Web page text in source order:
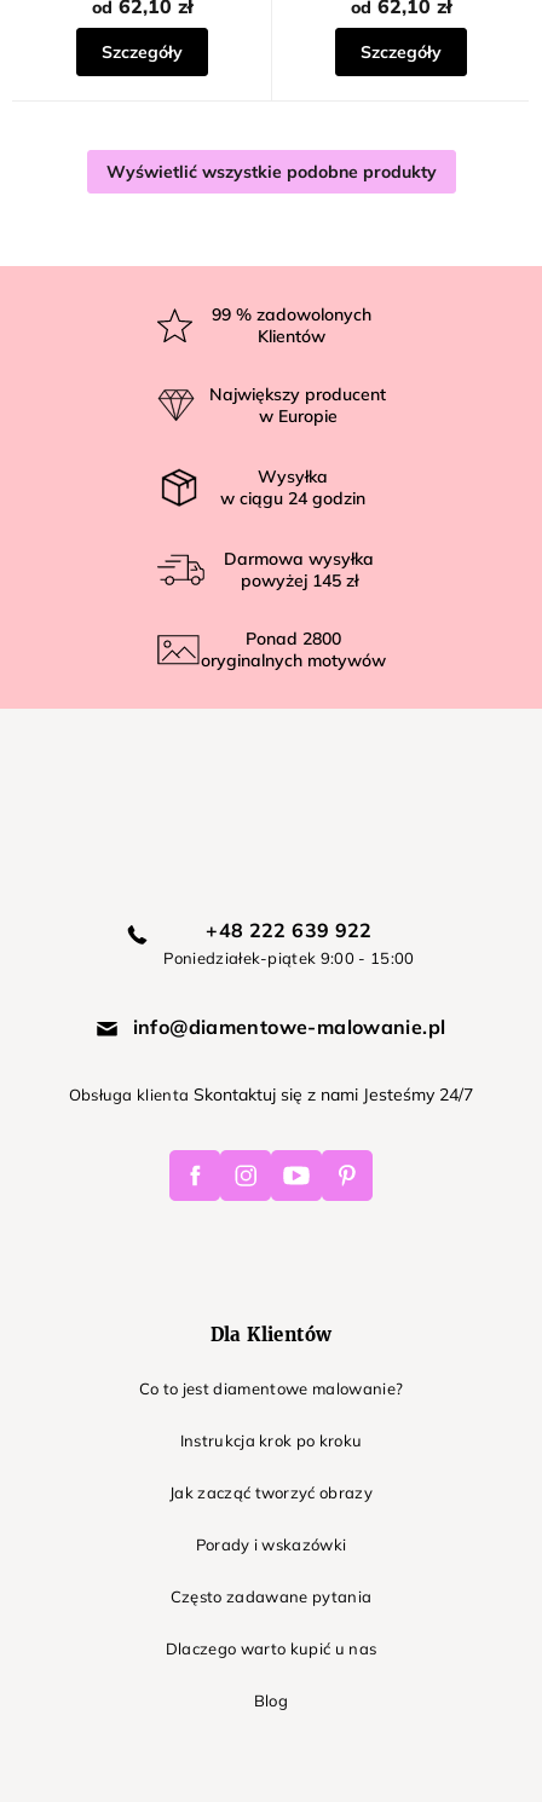
od 62,10 zł
Szczegóły
od 62,10 zł
Szczegóły
Wyświetlić wszystkie podobne produkty
99 % zadowolonych
Klientów
Największy producent
w Europie
Wysyłka
w ciągu 24 godzin
Darmowa wysyłka
powyżej 145 zł
Ponad 2800
oryginalnych motywów
+48 222 639 922
Poniedziałek-piątek 9:00 - 15:00
info@diamentowe-malowanie.pl
Obsługa klienta Skontaktuj się z nami Jesteśmy 24/7
FacebookInstagramYoutube Pinterest
Dla Klientów
Co to jest diamentowe malowanie?
Instrukcja krok po kroku
Jak zacząć tworzyć obrazy
Porady i wskazówki
Często zadawane pytania
Dlaczego warto kupić u nas
Blog